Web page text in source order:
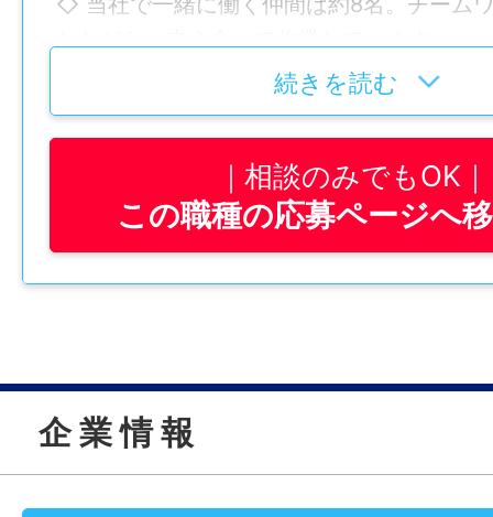
しながら、支え合って作業しています。
優しい先輩ばかりなので、分からないこと
相談ができ、未経験の方でもすぐに馴染ん
GF=0001
仕事内容変更の可能性：なし
〒507-0825 岐阜県多治見市京町5-78-2
勤務地変更の可能性：なし
給与
続きを読む
相談のみでもOK
この職種の応募ページへ
企 業 情 報